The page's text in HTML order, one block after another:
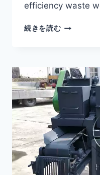
efficiency waste
続きを読むWOOD
MACHINE
EXPORTED
TURKEY